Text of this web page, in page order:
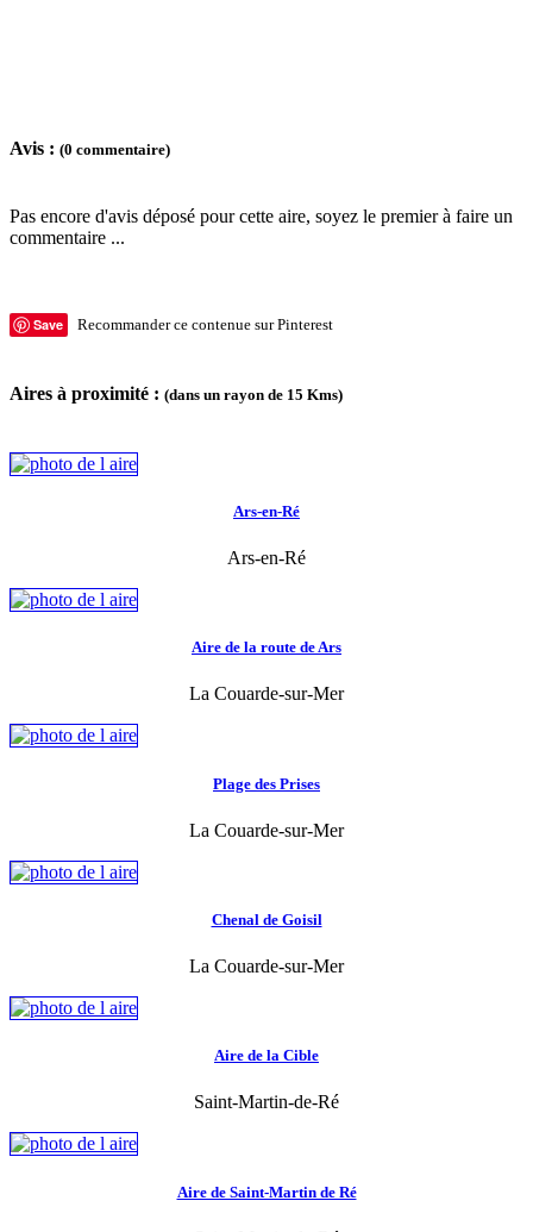
Avis : (0 commentaire)
Pas encore d'avis déposé pour cette aire, soyez le premier à faire un
commentaire ...
Save Recommander ce contenue sur Pinterest
Aires à proximité : (dans un rayon de 15 Kms)
Ars-en-Ré
Ars-en-Ré
Aire de la route de Ars
La Couarde-sur-Mer
Plage des Prises
La Couarde-sur-Mer
Chenal de Goisil
La Couarde-sur-Mer
Aire de la Cible
Saint-Martin-de-Ré
Aire de Saint-Martin de Ré